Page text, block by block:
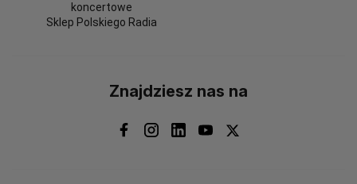
koncertowe
Sklep Polskiego Radia
Znajdziesz nas na